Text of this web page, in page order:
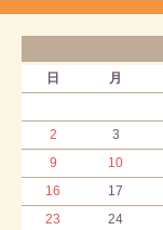
日 月
2
3
9
10
16
17
23
24